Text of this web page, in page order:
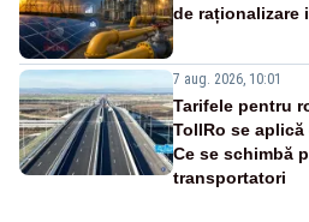
de raționalizare
7 aug. 2026, 10:01
Tarifele pentru
TollRo se aplică
Ce se schimbă
transportatori